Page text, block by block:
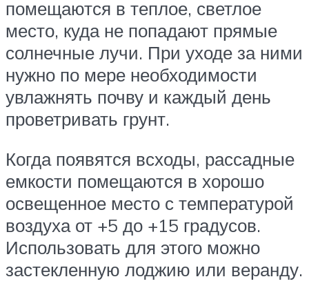
помещаются в теплое, светлое
место, куда не попадают прямые
солнечные лучи. При уходе за ними
нужно по мере необходимости
увлажнять почву и каждый день
проветривать грунт.
Когда появятся всходы, рассадные
емкости помещаются в хорошо
освещенное место с температурой
воздуха от +5 до +15 градусов.
Использовать для этого можно
застекленную лоджию или веранду.